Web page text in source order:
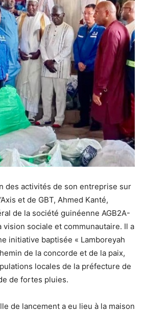
des activités de son entreprise sur
et de GBT, Ahmed Kanté,
de la société guinéenne AGB2A-
vision sociale et communautaire. Il a
initiative baptisée « Lamboreyah
de la concorde et de la paix,
locales de la préfecture de
de fortes pluies.
de lancement a eu lieu à la maison